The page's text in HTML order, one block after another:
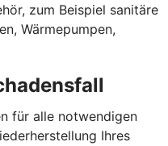
zum Beispiel sanitäre
Wärmepumpen,
für alle notwendigen
Ihres